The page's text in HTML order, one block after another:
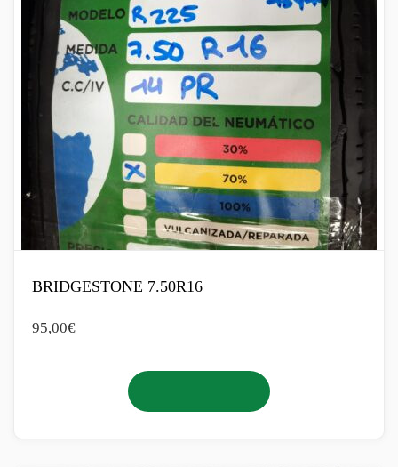
BRIDGESTONE 7.50R16
95,00€